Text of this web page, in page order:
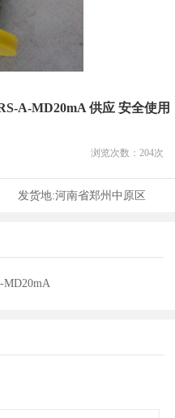
A-MD20mA 供应 安全使用
浏览次数： 204次
发货地:河南省郑州中原区
MD20mA